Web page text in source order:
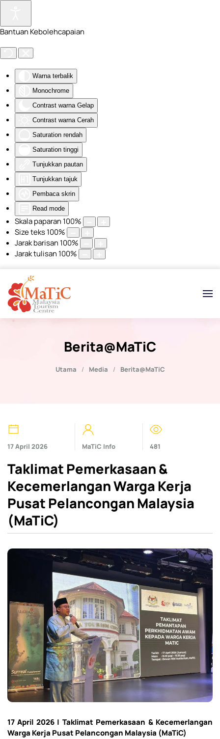
Bantuan Kebolehcapaian
Warna terbalik
Monochrome
Contrast warna Gelap
Contrast warna Cerah
Saturation rendah
Saturation tinggi
Tunjukkan pautan
Tunjukkan tajuk
Pembaca skrin
Read mode
Skala paparan 100%
Size teks100%
Jarak barisan 100%
Jarak tulisan 100%
Skip to main content
Berita@MaTiC
Utama Media Berita@MaTiC
17 April 2026 MaTiC Info 481
Taklimat Pemerkasaan &
Kecemerlangan Warga Kerja
Pusat Pelancongan Malaysia
(MaTiC)
17 April 2026 | Taklimat Pemerkasaan & Kecemerlangan
Warga Kerja Pusat Pelancongan Malaysia (MaTiC)